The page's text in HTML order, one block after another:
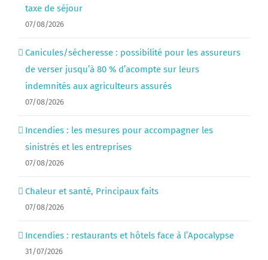
taxe de séjour
07/08/2026
Canicules/sécheresse : possibilité pour les assureurs
de verser jusqu’à 80 % d’acompte sur leurs
indemnités aux agriculteurs assurés
07/08/2026
Incendies : les mesures pour accompagner les
sinistrés et les entreprises
07/08/2026
Chaleur et santé, Principaux faits
07/08/2026
Incendies : restaurants et hôtels face à l’Apocalypse
31/07/2026